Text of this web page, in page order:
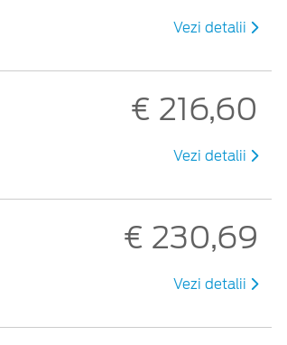
Vezi detalii
€ 216,60
Vezi detalii
€ 230,69
Vezi detalii